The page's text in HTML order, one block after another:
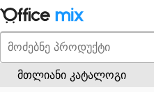
მთლიანი კატალოგი